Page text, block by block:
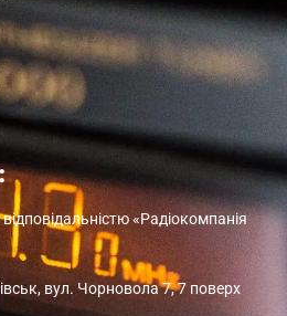
«Радіокомпанія
вул. Чорновола 7, 7 поверх